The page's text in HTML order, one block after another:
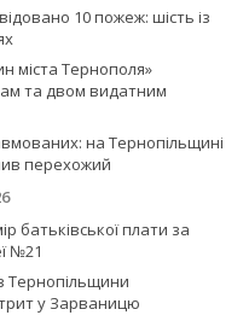
10 пожеж: шість із
міста Тернополя»
та двом видатним
на Тернопільщині
перехожий
батьківської плати за
№21
Тернопільщини
у Зарваницю